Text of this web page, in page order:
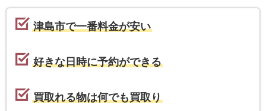
津島市で一番料金が安い
好きな日時に予約ができる
買取れる物は何でも買取り